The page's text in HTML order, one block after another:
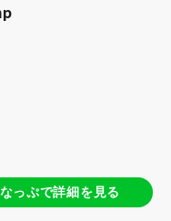
なっぷで詳細を見る